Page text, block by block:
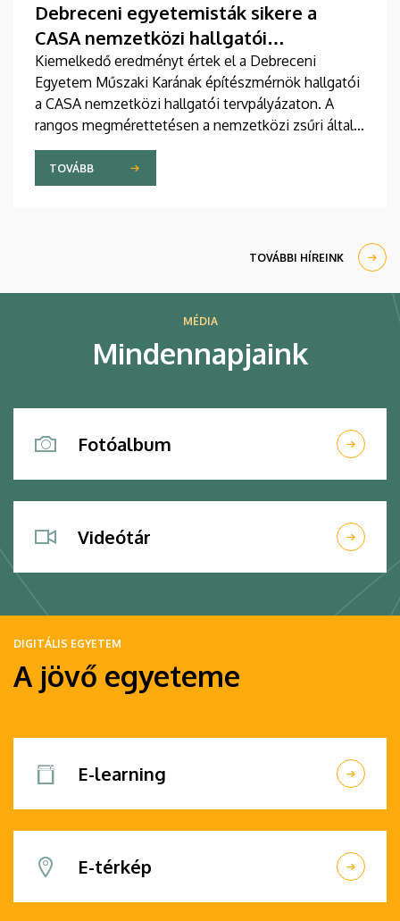
Debreceni egyetemisták sikere a
CASA nemzetközi hallgatói
tervpályázaton
Kiemelkedő eredményt értek el a Debreceni
Egyetem Műszaki Karának építészmérnök hallgatói
a CASA nemzetközi hallgatói tervpályázaton. A
rangos megmérettetésen a nemzetközi zsűri által
kiválasztott tíz legjobb pályamunka közül három a
debreceni hallgatók tervei közül került ki.
TOVÁBB
TOVÁBBI HÍREINK
MÉDIA
Mindennapjaink
Fotóalbum
Videótár
DIGITÁLIS EGYETEM
A jövő egyeteme
E-learning
E-térkép